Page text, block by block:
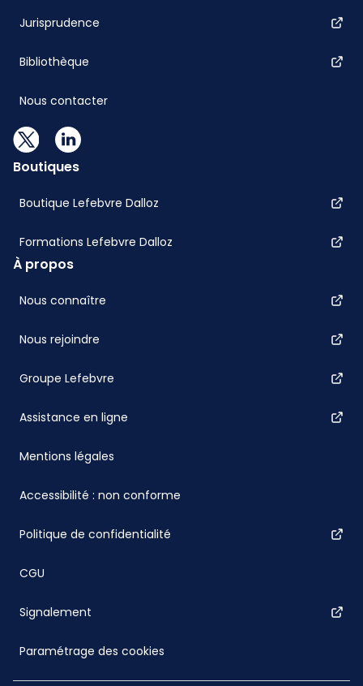
Jurisprudence
Bibliothèque
Nous contacter
Boutiques
Boutique Lefebvre Dalloz
Formations Lefebvre Dalloz
À propos
Nous connaître
Nous rejoindre
Groupe Lefebvre
Assistance en ligne
Mentions légales
Accessibilité : non conforme
Politique de confidentialité
CGU
Signalement
Paramétrage des cookies